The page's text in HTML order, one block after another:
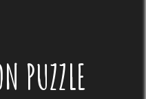
PUZZLE